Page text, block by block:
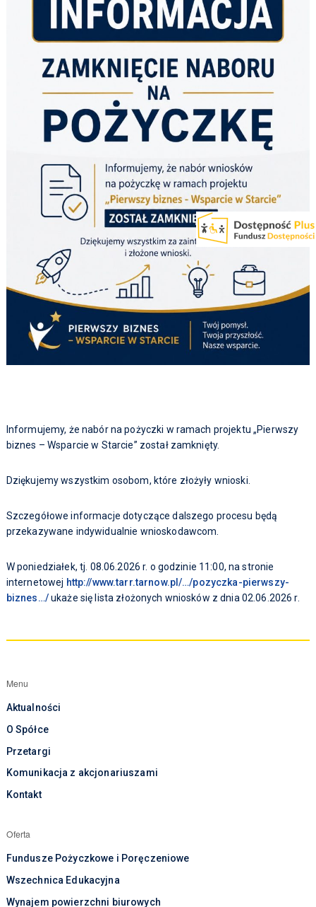
Informujemy, że nabór na pożyczki w ramach projektu „Pierwszy
biznes – Wsparcie w Starcie” został zamknięty.
Dziękujemy wszystkim osobom, które złożyły wnioski.
Szczegółowe informacje dotyczące dalszego procesu będą
przekazywane indywidualnie wnioskodawcom.
W poniedziałek, tj. 08.06.2026 r. o godzinie 11:00, na stronie
internetowej http://www.tarr.tarnow.pl/…/pozyczka-pierwszy-
biznes…/ukaże się lista złożonych wniosków z dnia 02.06.2026 r.
Menu
Aktualności
O Spółce
Przetargi
Komunikacja z akcjonariuszami
Kontakt
Oferta
Fundusze Pożyczkowe i Poręczeniowe
Wszechnica Edukacyjna
Wynajem powierzchni biurowych